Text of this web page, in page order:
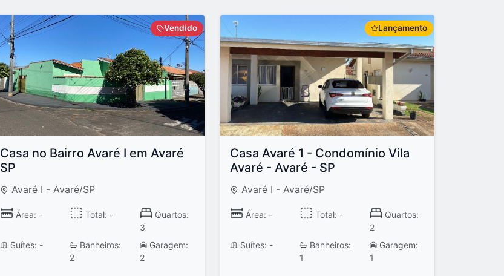
Vendido
Casa no Bairro Avaré I em Avaré
SP
Avaré I - Avaré/SP
Área: - Total: -
Quartos:
3
Suítes: -
Banheiros:
2
Garagem:
2
Lançamento
Casa Avaré 1 - Condomínio Vila
Avaré - Avaré - SP
Avaré I - Avaré/SP
Área: - Total: -
Quartos:
2
Suítes: -
Banheiros:
1
Garagem:
1